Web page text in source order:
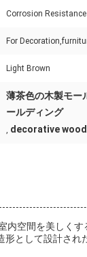
Corrosion Resistance
For
Light Brown
薄茶色の木製モー
ールディング
, decorative
内空間を美しく
形として設計され